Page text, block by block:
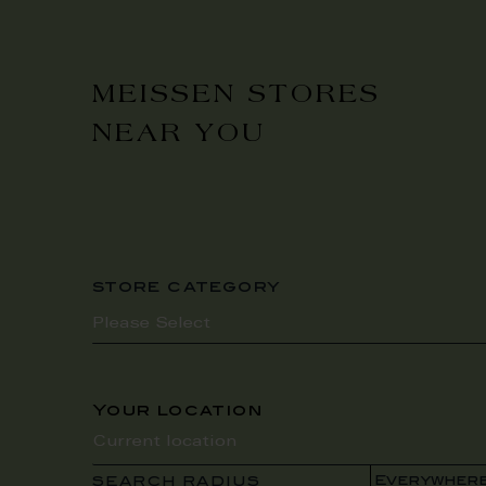
MEISSEN STORES
NEAR YOU
store category
Your location
SEARCH RADIUS